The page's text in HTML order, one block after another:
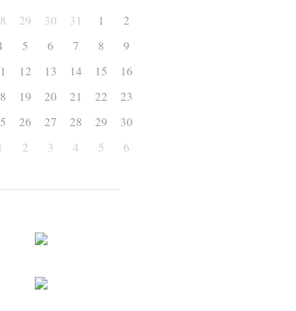
29 30 31 1
2
5 6 7 8
9
12 13 14 15
16
19 20 21 22
23
26 27 28 29
30
1 2 3 4 5 6